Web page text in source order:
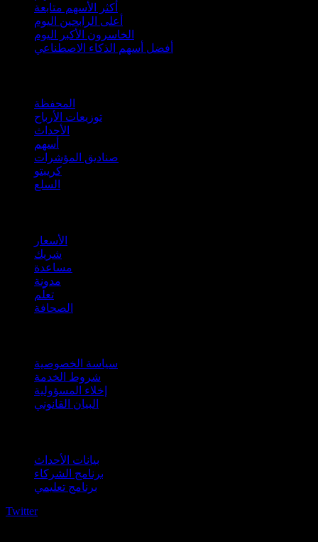
أكثر الأسهم متابعة
أعلى الرابحين اليوم
الخاسرون الأكبر اليوم
أفضل أسهم الذكاء الاصطناعي
المحفظة
توزيعات الأرباح
الأحداث
أسهم
صناديق المؤشرات
كريبتو
السلع
الأسعار
شريك
مساعدة
مدونة
تعلّم
الصحافة
سياسة الخصوصية
شروط الخدمة
إخلاء المسؤولية
البيان القانوني
بيانات الأحداث
برنامج الشركاء
برنامج تعليمي
Twitter